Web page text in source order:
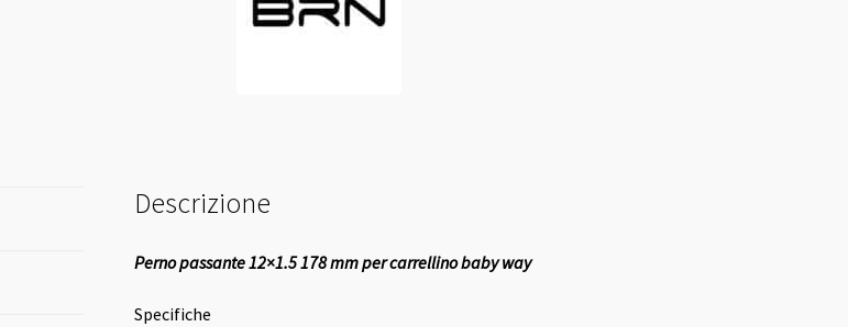
quantità
Descrizione
Perno passante 12×1.5 178 mm per carrellino baby way
Specifiche